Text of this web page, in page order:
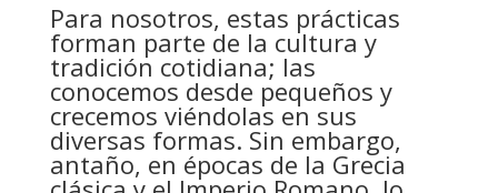
Para nosotros, estas prácticas
forman parte de la cultura y
tradición cotidiana; las
conocemos desde pequeños y
crecemos viéndolas en sus
diversas formas. Sin embargo,
antaño, en épocas de la Grecia